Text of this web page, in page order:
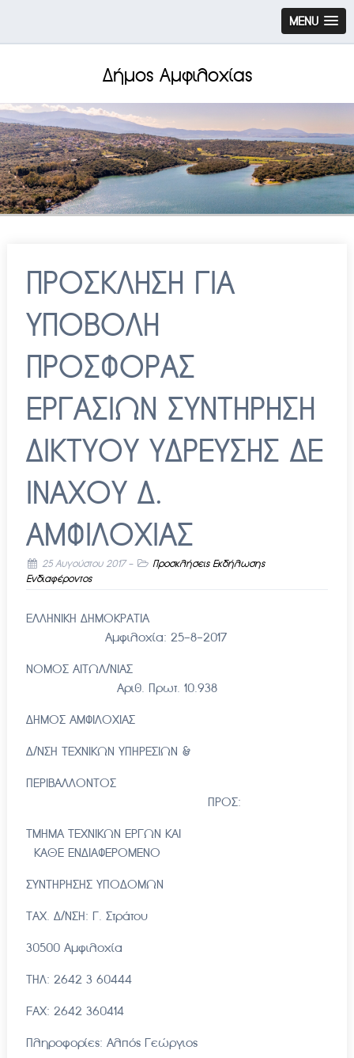
MENU
Δήμος Αμφιλοχίας
ΠΡΟΣΚΛΗΣΗ ΓΙΑ
ΥΠΟΒΟΛΗ
ΠΡΟΣΦΟΡΑΣ
ΕΡΓΑΣΙΩΝ ΣΥΝΤΗΡΗΣΗ
ΔΙΚΤΥΟΥ ΥΔΡΕΥΣΗΣ ΔΕ
ΙΝΑΧΟΥ Δ.
ΑΜΦΙΛΟΧΙΑΣ
25 Αυγούστου 2017-
Προσκλήσεις Εκδήλωσης
Ενδιαφέροντος
ΕΛΛΗΝΙΚΗ ΔΗΜΟΚΡΑΤΙΑ
Αμφιλοχία: 25-8-2017
ΝΟΜΟΣ ΑΙΤΩΛ/ΝΙΑΣ
Αριθ. Πρωτ. 10.938
ΔΗΜΟΣ ΑΜΦΙΛΟΧΙΑΣ
Δ/ΝΣΗ ΤΕΧΝΙΚΩΝ ΥΠΗΡΕΣΙΩΝ &
ΠΕΡΙΒΑΛΛΟΝΤΟΣ
ΠΡΟΣ:
ΤΜΗΜΑ ΤΕΧΝΙΚΩΝ ΕΡΓΩΝ ΚΑΙ
ΚΑΘΕ ΕΝΔΙΑΦΕΡΟΜΕΝΟ
ΣΥΝΤΗΡΗΣΗΣ ΥΠΟΔΟΜΩΝ
ΤΑΧ. Δ/ΝΣΗ: Γ. Στράτου
30500 Αμφιλοχία
ΤΗΛ: 2642 3 60444
FAX: 2642 360414
Πληροφορίες: Αλπός Γεώργιος